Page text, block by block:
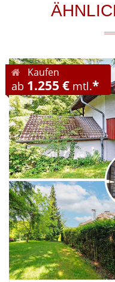
Kaufen
ab 1.255 € mtl.*